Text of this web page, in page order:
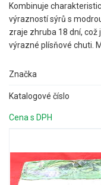
Kombinuje
výrazností sýrů s
zraje zhruba 18 dní,
výrazné plísňové chuti.
Značka
Katalogové číslo
Cena s DPH